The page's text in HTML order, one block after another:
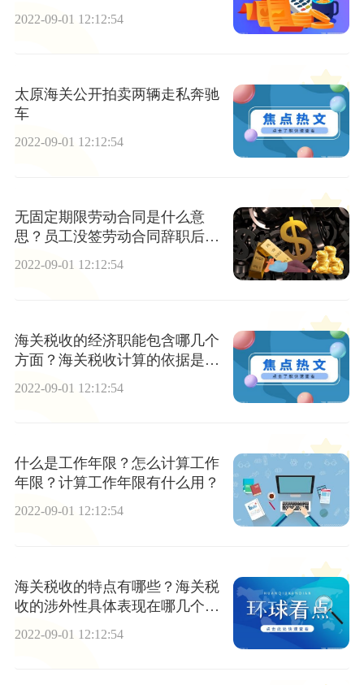
2022-09-01 12:12:54
太原海关公开拍卖两辆走私奔驰
车
2022-09-01 12:12:54
无固定期限劳动合同是什么意
思？员工没签劳动合同辞职后可
以获得多少报酬？​公司不肯支付
2022-09-01 12:12:54
海关税收的经济职能包含哪几个
方面？海关税收计算的依据是什
2022-09-01 12:12:54
什么是工作年限？怎么计算工作
年限？计算工作年限有什么用？
2022-09-01 12:12:54
海关税收的特点有哪些？海关税
收的涉外性具体表现在哪几个方
2022-09-01 12:12:54